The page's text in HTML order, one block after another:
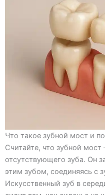
Что такое зубной мост и
Считайте, что зубной
отсутствующего зуба. Он
этим зубом, соединяясь с
Искусственный зуб в